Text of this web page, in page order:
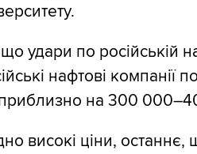
удари по російській
нафтові компанії
приблизно на 300
високі ціни,